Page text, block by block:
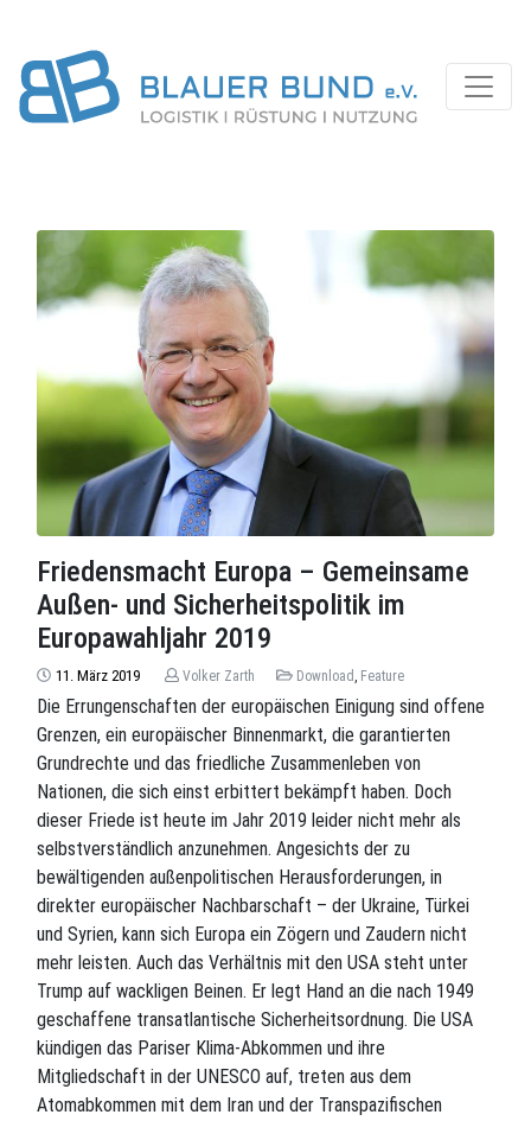
Friedensmacht Europa – Gemeinsame
Außen- und Sicherheitspolitik im
Europawahljahr 2019
11. März 2019 Volker Zarth Download Feature
Die Errungenschaften der europäischen Einigung sind offene
Grenzen, ein europäischer Binnenmarkt, die garantierten
Grundrechte und das friedliche Zusammenleben von
Nationen, die sich einst erbittert bekämpft haben. Doch
dieser Friede ist heute im Jahr 2019 leider nicht mehr als
selbstverständlich anzunehmen. Angesichts der zu
bewältigenden außenpolitischen Herausforderungen, in
direkter europäischer Nachbarschaft – der Ukraine, Türkei
und Syrien, kann sich Europa ein Zögern und Zaudern nicht
mehr leisten. Auch das Verhältnis mit den USA steht unter
Trump auf wackligen Beinen. Er legt Hand an die nach 1949
geschaffene transatlantische Sicherheitsordnung. Die USA
kündigen das Pariser Klima-Abkommen und ihre
Mitgliedschaft in der UNESCO auf, treten aus dem
Atomabkommen mit dem Iran und der Transpazifischen